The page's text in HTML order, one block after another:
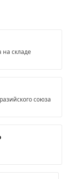
складе
союза